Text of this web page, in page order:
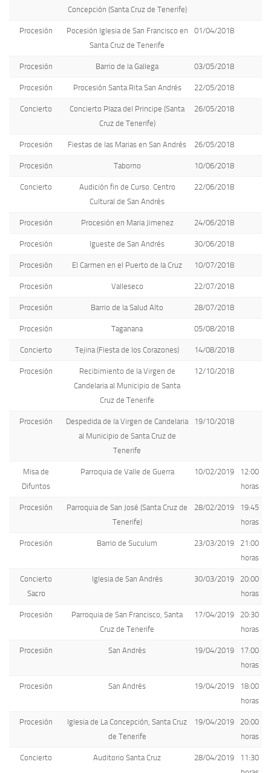
Concepción (Santa Cruz de Tenerife)
Procesión
Pocesión Iglesia de San Francisco en
Santa Cruz de Tenerife
01/04/2018
Procesión Barrio de la Gallega 03/05/2018
Procesión Procesión Santa Rita San Andrés 22/05/2018
Concierto
Concierto Plaza del Principe (Santa
Cruz de Tenerife)
26/05/2018
Procesión Fiestas de las Marias en San Andrés 26/05/2018
Procesión Taborno 10/06/2018
Concierto
Audición fin de Curso. Centro
Cultural de San Andrés
22/06/2018
Procesión Procesión en Maria Jimenez 24/06/2018
Procesión Igueste de San Andrés 30/06/2018
Procesión El Carmen en el Puerto de la Cruz 10/07/2018
Procesión Valleseco 22/07/2018
Procesión Barrio de la Salud Alto 28/07/2018
Procesión Taganana 05/08/2018
Concierto Tejina (Fiesta de los Corazones) 14/08/2018
Procesión
Recibimiento de la Virgen de
Candelaria al Municipio de Santa
Cruz de Tenerife
12/10/2018
Procesión
Despedida de la Virgen de Candelaria
al Municipio de Santa Cruz de
Tenerife
19/10/2018
Misa de
Difuntos
Parroquia de Valle de Guerra 10/02/2019
12:00
horas
Procesión
Parroquia de San José (Santa Cruz de
Tenerife)
28/02/2019
19:45
horas
Procesión Barrio de Suculum 23/03/2019
21:00
horas
Concierto
Sacro
Iglesia de San Andrés 30/03/2019
20:00
horas
Procesión
Parroquia de San Francisco, Santa
Cruz de Tenerife
17/04/2019
20:30
horas
Procesión San Andrés 19/04/2019
17:00
horas
Procesión San Andrés 19/04/2019
18:00
horas
Procesión
Iglesia de La Concepción, Santa Cruz
de Tenerife
19/04/2019
20:00
horas
Concierto Auditorio Santa Cruz 28/04/2019
11:30